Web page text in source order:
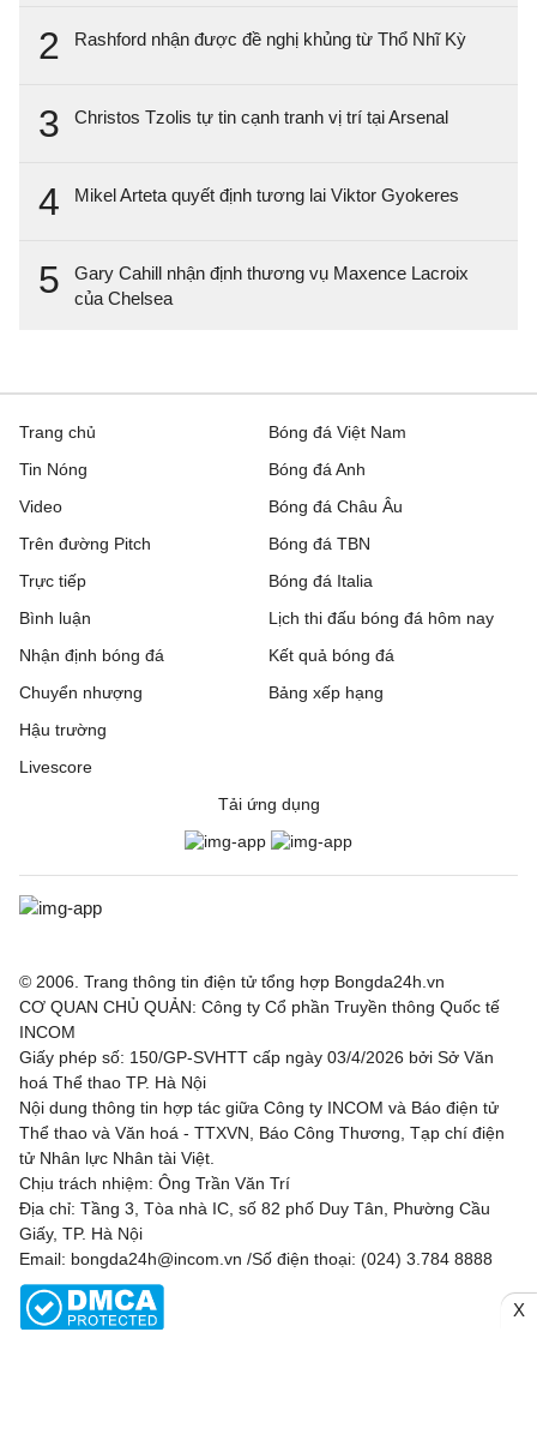
2 Rashford nhận được đề nghị khủng từ Thổ Nhĩ Kỳ
3 Christos Tzolis tự tin cạnh tranh vị trí tại Arsenal
4 Mikel Arteta quyết định tương lai Viktor Gyokeres
5
Gary Cahill nhận định thương vụ Maxence Lacroix
của Chelsea
Trang chủ
Tin Nóng
Video
Trên đường Pitch
Trực tiếp
Bóng đá Việt Nam
Bóng đá Anh
Bóng đá Châu Âu
Bóng đá TBN
Bóng đá Italia
Bình luận
Nhận định bóng đá
Chuyển nhượng
Hậu trường
Livescore
Lịch thi đấu bóng đá hôm nay
Kết quả bóng đá
Bảng xếp hạng
Tải ứng dụng
© 2006. Trang thông tin điện tử tổng hợp Bongda24h.vn
CƠ QUAN CHỦ QUẢN: Công ty Cổ phần Truyền thông Quốc tế
INCOM
Giấy phép số: 150/GP-SVHTT cấp ngày 03/4/2026 bởi Sở Văn
hoá Thể thao TP. Hà Nội
Nội dung thông tin hợp tác giữa Công ty INCOM và Báo điện tử
Thể thao và Văn hoá - TTXVN, Báo Công Thương, Tạp chí điện
tử Nhân lực Nhân tài Việt.
Chịu trách nhiệm: Ông Trần Văn Trí
Địa chỉ: Tầng 3, Tòa nhà IC, số 82 phố Duy Tân, Phường Cầu
Giấy, TP. Hà Nội
Email: bongda24h@incom.vn /Số điện thoại: (024) 3.784 8888
X